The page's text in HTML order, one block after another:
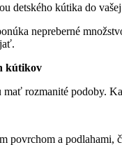
detského kútika do
nepreberné
kútikov
rozmanité podoby.
povrchom a podlahami,